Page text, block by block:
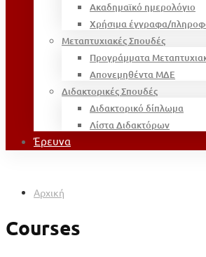
Ακαδημαϊκό ημερολόγιο
Χρήσιμα έγγραφα/
Μεταπτυχιακές Σπουδές
Προγράμματα
Απονεμηθέντα ΜΔΕ
Διδακτορικές Σπουδές
Διδακτορικό δίπλωμα
Λίστα Διδακτόρων
Έρευνα
Αρχική
Courses